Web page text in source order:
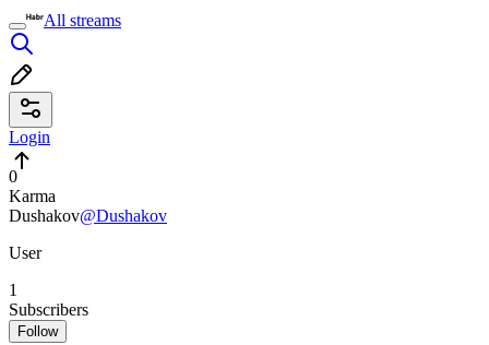
All streams
Login
0
Karma
Dushakov@Dushakov
User
1
Subscribers
Follow